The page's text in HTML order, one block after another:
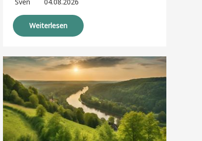
Weiterlesen